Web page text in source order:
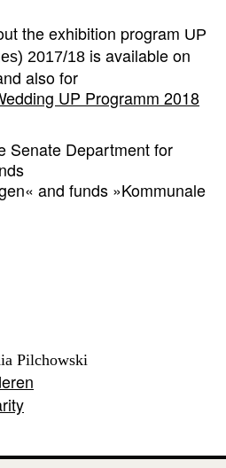
the exhibition program UP
2017/18 is available on
also for
UP Programm 2018
Senate Department for
and funds »Kommunale
Pilchowski